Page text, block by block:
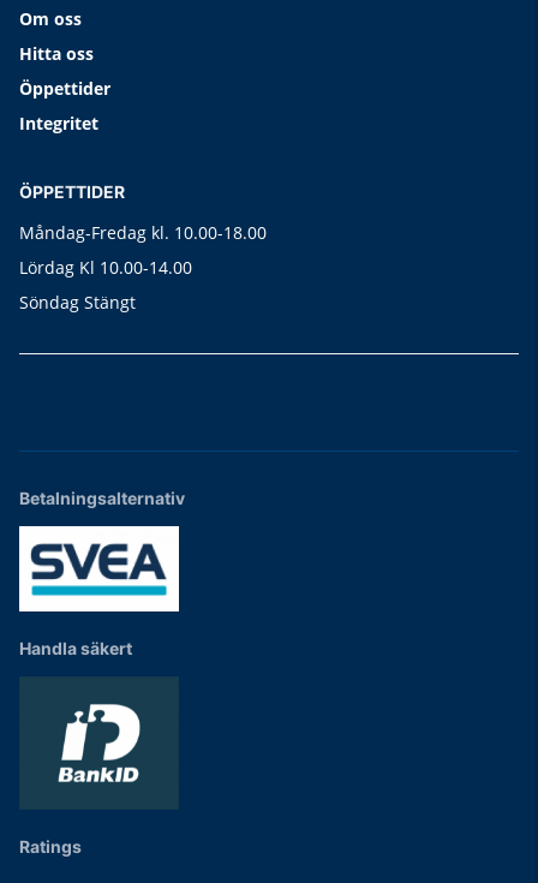
Om oss
Hitta oss
Öppettider
Integritet
ÖPPETTIDER
Måndag-Fredag kl. 10.00-18.00
Lördag Kl 10.00-14.00
Söndag Stängt
Betalningsalternativ
Handla säkert
Ratings